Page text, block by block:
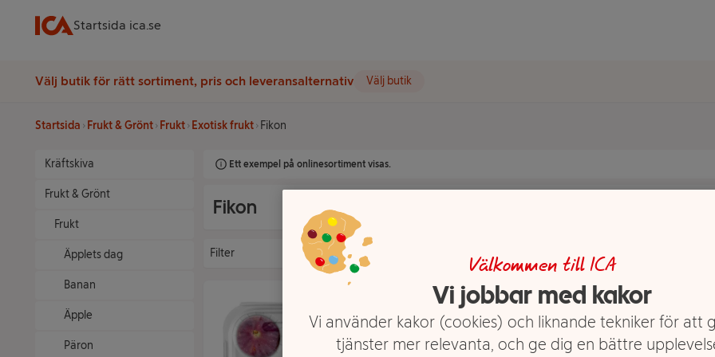
Startsida ica.se
Välj butik för rätt sortiment, pris och leveransalternativ Välj butik
Startsida Frukt & Grönt Frukt Exotisk frukt Fikon
Kräftskiva
Frukt & Grönt
Frukt
Äpplets dag
Banan
Äpple
Päron
Ett exempel på onlinesortiment visas.
Fikon
Filter
Välkommen till ICA
Vi jobbar med kakor
Vi använder kakor (cookies) och liknande tekniker för att
tjänster mer relevanta, och ge dig en bättre